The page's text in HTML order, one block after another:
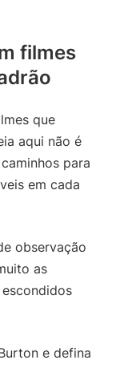
filmes
que
aqui não é
para
em cada
observação
as
e defina